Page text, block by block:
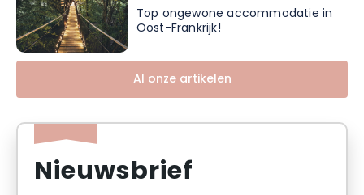
Top ongewone accommodatie in
Oost-Frankrijk!
Al onze artikelen
Nieuwsbrief